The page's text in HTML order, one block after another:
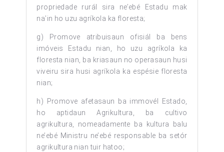
propriedade rurál sira ne’ebé Estadu mak
na’in ho uzu agríkola ka floresta;
g) Promove atribuisaun ofisiál ba bens
imóveis Estadu nian, ho uzu agríkola ka
floresta nian, ba kriasaun no operasaun husi
viveiru sira husi agríkola ka espésie floresta
nian;
h) Promove afetasaun ba immovél Estado,
ho aptidaun Agrikultura, ba cultivo
agrikultura, nomeadamente ba kultura balu
ne’ebé Ministru ne’ebé responsable ba setór
agrikultura nian tuir hatoo;